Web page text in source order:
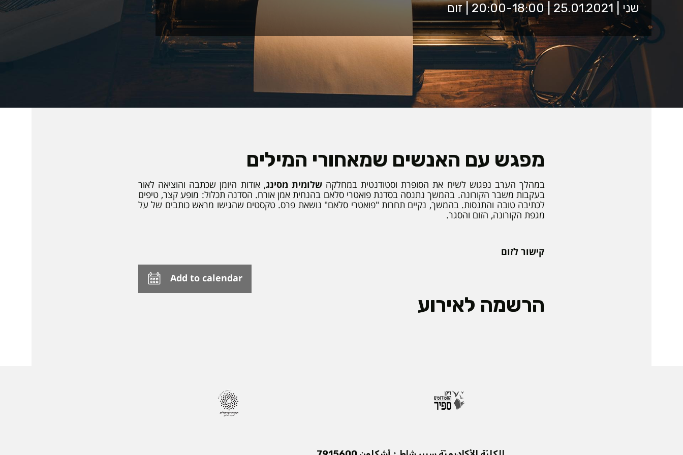
שני | 25.01.2021 | 20:00-18:00 | זום
מפגש עם האנשים שמאחורי המילים
במהלך הערב נפגוש לשיח את הסופרת וסטודנטית במחלקהשלומית מסינג, אודות היומן שכתבה והוציאה לאור
בעקבות משבר הקורונה. בהמשך נתנסה בסדנת פואטרי סלאם בהנחית אמן אורח. הסדנה תכלול: מופע קצר, טיפים
לכתיבה טובה והתנסות. בהמשך, נקיים תחרות "פואטרי סלאם" נושאת פרס. טקסטים שהגישו מראש כותבים של על
מגפת הקורונה, הזום והסגר.
קישור לזום
Add to calendar
הרשמה לאירוע